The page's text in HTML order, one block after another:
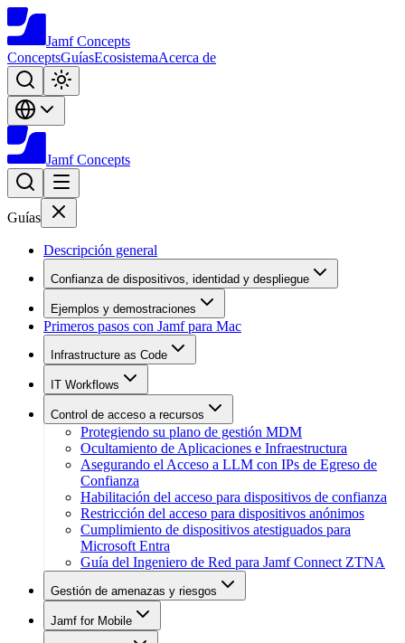
Jamf Concepts
ConceptsGuíasEcosistemaAcerca de
Jamf Concepts
Guías
Descripción general
Confianza de dispositivos, identidad y despliegue
Ejemplos y demostraciones
Primeros pasos con Jamf para Mac
Infrastructure as Code
IT Workflows
Control de acceso a recursos
Protegiendo su plano de gestión MDM
Ocultamiento de Aplicaciones e Infraestructura
Asegurando el Acceso a LLM con IPs de Egreso de
Confianza
Habilitación del acceso para dispositivos de confianza
Restricción del acceso para dispositivos anónimos
Cumplimiento de dispositivos atestiguados para
Microsoft Entra
Guía del Ingeniero de Red para Jamf Connect ZTNA
Gestión de amenazas y riesgos
Jamf for Mobile